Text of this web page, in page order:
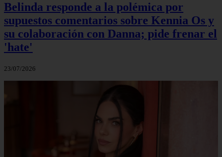
Belinda responde a la polémica por
supuestos comentarios sobre Kennia Os y
su colaboración con Danna; pide frenar el
'hate'
23/07/2026